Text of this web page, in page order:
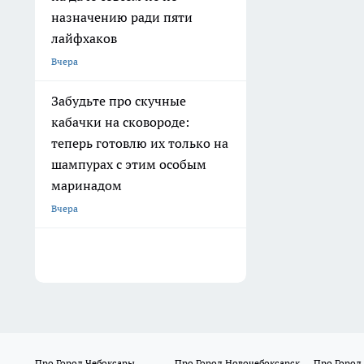
назначению ради пяти
лайфхаков
Вчера
Забудьте про скучные
кабачки на сковороде:
теперь готовлю их только на
шампурах с этим особым
маринадом
Вчера